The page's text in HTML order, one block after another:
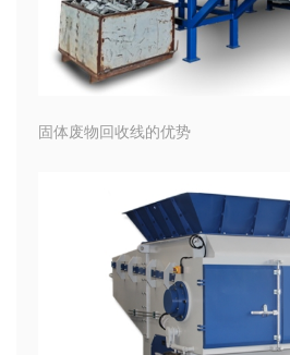
固体废物回收线的优势